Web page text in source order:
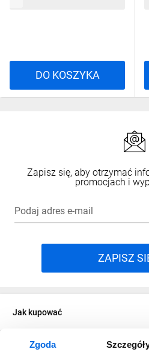
Zgoda
DO KOSZYKA
Zapisz się, aby otrzymać
promocjach i
Podaj adres e-mail
ZAPISZ
Jak kupować
O firmie